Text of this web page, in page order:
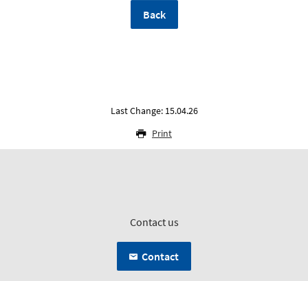
Back
Last Change: 15.04.26
Print
Contact us
Contact